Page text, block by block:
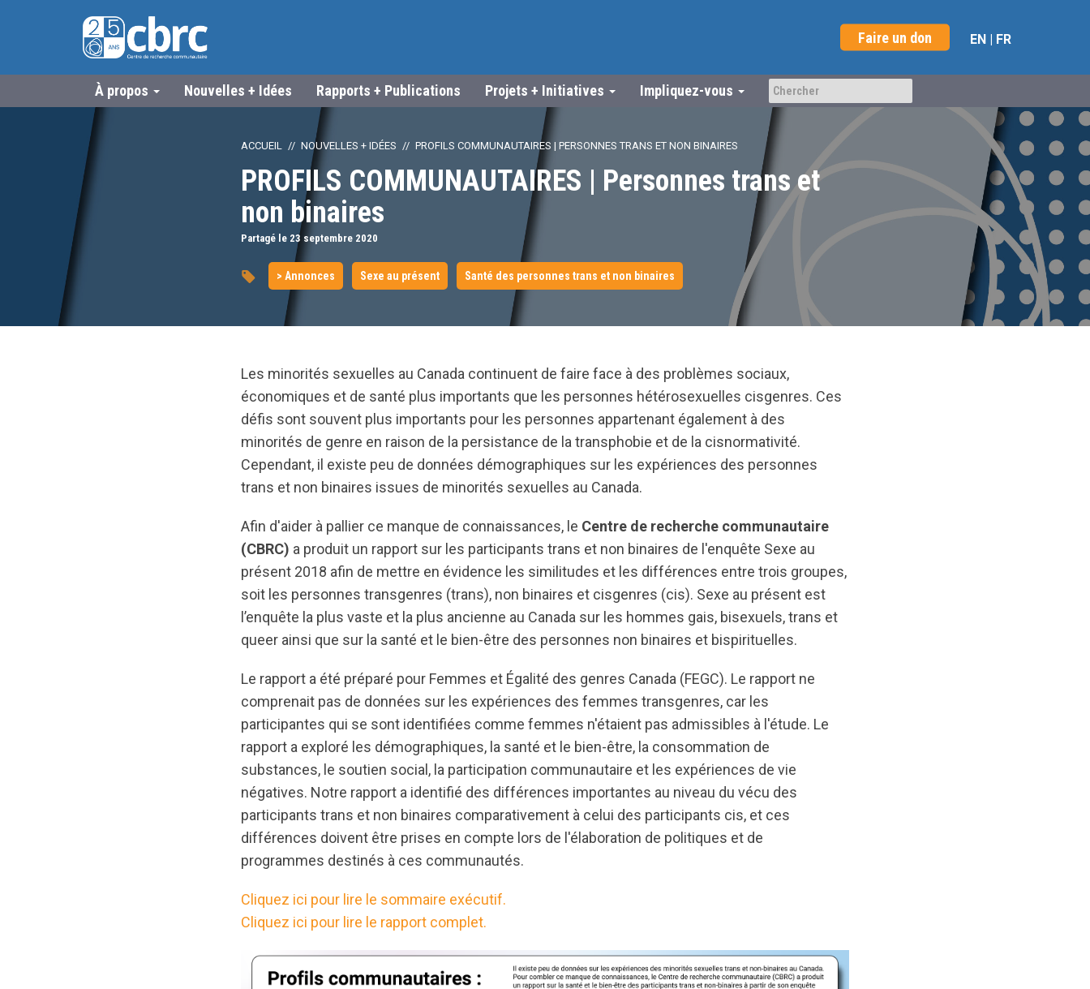
Faire un don EN | FR
À propos Nouvelles + Idées Rapports + Publications Projets + Initiatives Impliquez-vous
ACCUEIL NOUVELLES + IDÉES PROFILS COMMUNAUTAIRES | PERSONNES TRANS ET NON BINAIRES
PROFILS COMMUNAUTAIRES | Personnes trans et
non binaires
Partagé le 23 septembre 2020
> Annonces Sexe au présent Santé des personnes trans et non binaires
Les minorités sexuelles au Canada continuent de faire face à des problèmes sociaux,
économiques et de santé plus importants que les personnes hétérosexuelles cisgenres. Ces
défis sont souvent plus importants pour les personnes appartenant également à des
minorités de genre en raison de la persistance de la transphobie et de la cisnormativité.
Cependant, il existe peu de données démographiques sur les expériences des personnes
trans et non binaires issues de minorités sexuelles au Canada.
Afin d'aider à pallier ce manque de connaissances, le Centre de recherche communautaire
(CBRC) a produit un rapport sur les participants trans et non binaires de l'enquête Sexe au
présent 2018 afin de mettre en évidence les similitudes et les différences entre trois groupes,
soit les personnes transgenres (trans), non binaires et cisgenres (cis). Sexe au présent est
l’enquête la plus vaste et la plus ancienne au Canada sur les hommes gais, bisexuels, trans et
queer ainsi que sur la santé et le bien-être des personnes non binaires et bispirituelles.
Le rapport a été préparé pour Femmes et Égalité des genres Canada (FEGC). Le rapport ne
comprenait pas de données sur les expériences des femmes transgenres, car les
participantes qui se sont identifiées comme femmes n'étaient pas admissibles à l'étude. Le
rapport a exploré les démographiques, la santé et le bien-être, la consommation de
substances, le soutien social, la participation communautaire et les expériences de vie
négatives. Notre rapport a identifié des différences importantes au niveau du vécu des
participants trans et non binaires comparativement à celui des participants cis, et ces
différences doivent être prises en compte lors de l'élaboration de politiques et de
programmes destinés à ces communautés.
Cliquez ici pour lire le sommaire exécutif.
Cliquez ici pour lire le rapport complet.